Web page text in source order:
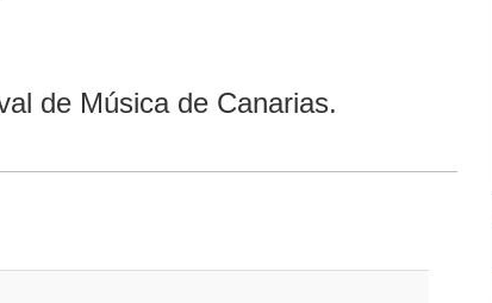
de Música de Canarias.